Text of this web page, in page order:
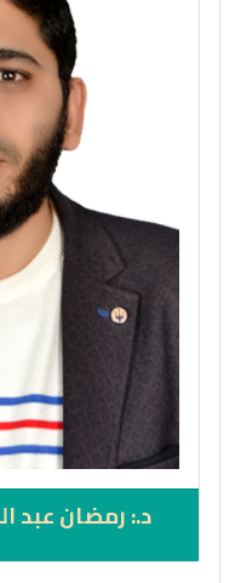
د.: رمضان عبد